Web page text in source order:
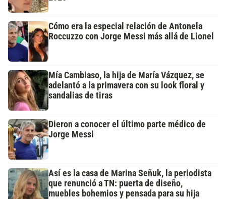
Cómo era la especial relación de Antonela
Roccuzzo con Jorge Messi más allá de Lionel
Mía Cambiaso, la hija de María Vázquez, se
adelantó a la primavera con su look floral y
sandalias de tiras
Dieron a conocer el último parte médico de
Jorge Messi
Así es la casa de Marina Señuk, la periodista
que renunció a TN: puerta de diseño,
muebles bohemios y pensada para su hija